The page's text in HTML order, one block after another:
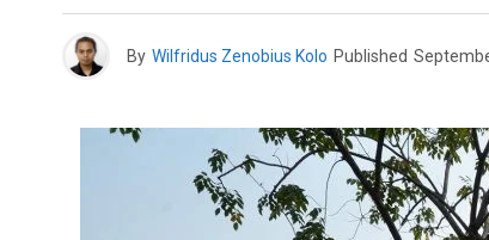
By Wilfridus Zenobius Kolo Published